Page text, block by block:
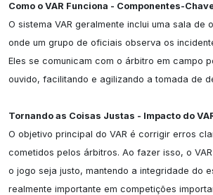
Como o VAR Funciona - Componentes-
O sistema VAR geralmente inclui uma sala de
onde um grupo de oficiais observa os
Eles se comunicam com o árbitro em campo
ouvido, facilitando e agilizando a tomada de
Tornando as Coisas Justas - Impacto do
O objetivo principal do VAR é corrigir erros
cometidos pelos árbitros. Ao fazer isso, o
o jogo seja justo, mantendo a integridade do
realmente importante em competições